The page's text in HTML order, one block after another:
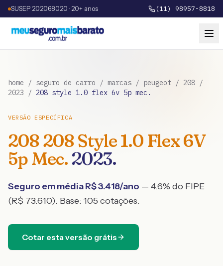
SUSEP 202068020 · 20+ anos (11) 98957-8818
home / seguro de carro / marcas / peugeot / 208 /
2023 / 208 style 1.0 flex 6v 5p mec.
VERSÃO ESPECÍFICA
208208 Style 1.0 Flex 6V
5p Mec. 2023.
Seguro em média R$3.418/ano — 4.6% do FIPE
(R$ 73.610). Base: 105 cotações.
Cotar esta versão grátis